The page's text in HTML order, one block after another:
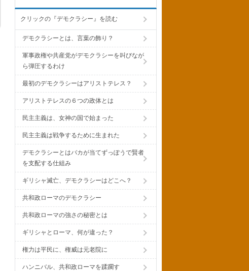
クリックの『デモクラシー』を読む
デモクラシーとは、言葉の飾り？
軍事政権や共産党がデモクラシーを叫びなが
ら弾圧するわけ
最初のデモクラシーはアリストテレス？
アリストテレスの６つの政体とは
民主主義は、女神の国で始まった
民主主義は戦争するために生まれた
デモクラシーとはバカが当てずっぽうで賢者
を支配する仕組み
ギリシャ滅亡、デモクラシーはどこへ？
共和政ローマのデモクラシー
共和政ローマの強さの秘密とは
ギリシャとローマ、何が違った？
権力は平民に、権威は元老院に
ハンニバル、共和政ローマを蹂躙す